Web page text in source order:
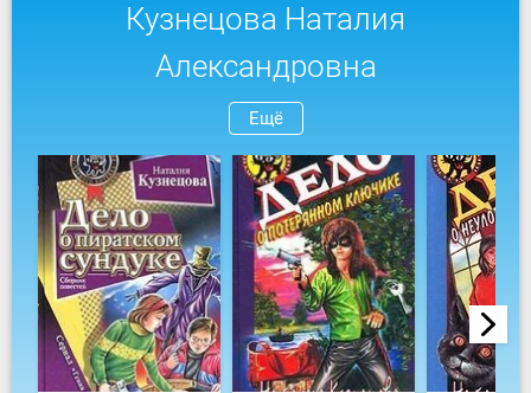
Кузнецова Наталия
Александровна
Ещё